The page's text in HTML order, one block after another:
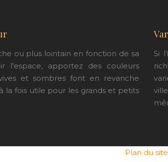
ou plus lointain en fonction de sa
l'espace, apportez des couleurs
et sombres font en revanche
la fois utile pour les grands et petits
Si
Plan du site